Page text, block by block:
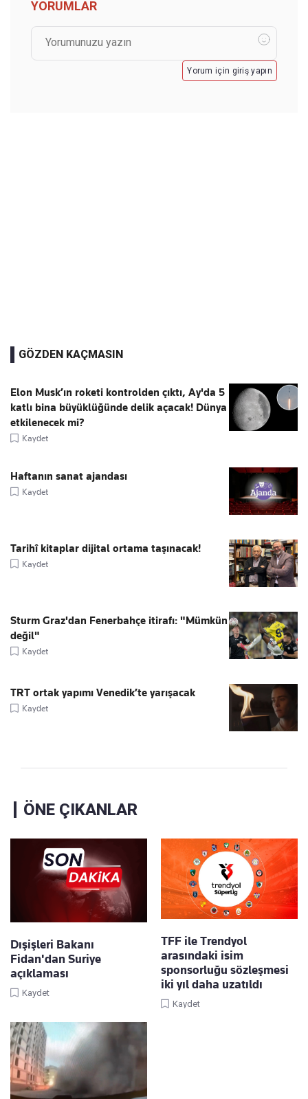
YORUMLAR
Yorum için giriş yapın
GÖZDEN KAÇMASIN
Elon Musk’ın roketi kontrolden çıktı, Ay'da 5
katlı bina büyüklüğünde delik açacak! Dünya
etkilenecek mi?
Kaydet
Haftanın sanat ajandası
Kaydet
Tarihî kitaplar dijital ortama taşınacak!
Kaydet
Sturm Graz'dan Fenerbahçe itirafı: "Mümkün
değil"
Kaydet
TRT ortak yapımı Venedik’te yarışacak
Kaydet
ÖNE ÇIKANLAR
Dışişleri Bakanı
Fidan'dan Suriye
açıklaması
Kaydet
TFF ile Trendyol
arasındaki isim
sponsorluğu sözleşmesi
iki yıl daha uzatıldı
Kaydet